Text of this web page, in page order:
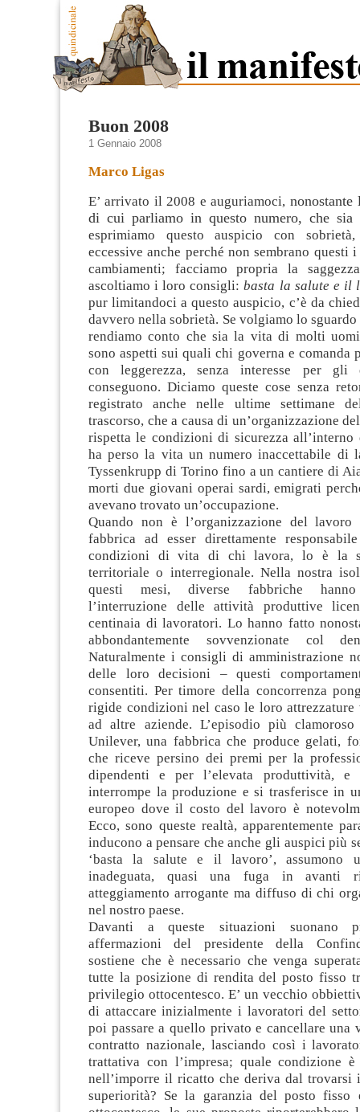
Buon 2008
1 Gennaio 2008
Marco Ligas
E’ arrivato il 2008 e auguriamoci,
di cui parliamo in questo numero, che sia
esprimiamo questo auspicio con sobrietà,
eccessive anche perché non sembrano questi
cambiamenti; facciamo propria la
ascoltiamo i loro consigli:basta la salute e il
pur limitandoci a questo auspicio, c’è da
davvero nella sobrietà. Se volgiamo lo
rendiamo conto che sia la vita di molti
sono aspetti sui quali chi governa e comanda
con leggerezza, senza interesse per
conseguono. Diciamo queste cose senza
registrato anche nelle ultime settimane
trascorso, che a causa di un’organizzazione
rispetta le condizioni di sicurezza all’interno
ha perso la vita un numero inaccettabile di
Tyssenkrupp di Torino fino a un cantiere di
morti due giovani operai sardi, emigrati
avevano trovato un’occupazione.
Quando non è l’organizzazione del
fabbrica ad esser direttamente
condizioni di vita di chi lavora, lo è la
territoriale o interregionale. Nella nostra
questi mesi, diverse fabbriche hanno
l’interruzione delle attività produttive
centinaia di lavoratori. Lo hanno fatto
abbondantemente sovvenzionate col
Naturalmente i consigli di amministrazione
delle loro decisioni – questi
consentiti. Per timore della concorrenza
rigide condizioni nel caso le loro attrezzature
ad altre aziende. L’episodio più
Unilever, una fabbrica che produce gelati,
che riceve persino dei premi per la
dipendenti e per l’elevata produttività, e
interrompe la produzione e si trasferisce in
europeo dove il costo del lavoro è
Ecco, sono queste realtà, apparentemente
inducono a pensare che anche gli auspici più
‘basta la salute e il lavoro’, assumono
inadeguata, quasi una fuga in avanti
atteggiamento arrogante ma diffuso di chi
nel nostro paese.
Davanti a queste situazioni suonano
affermazioni del presidente della
sostiene che è necessario che venga
tutte la posizione di rendita del posto fisso
privilegio ottocentesco. E’ un vecchio
di attaccare inizialmente i lavoratori del
poi passare a quello privato e cancellare una
contratto nazionale, lasciando così i
trattativa con l’impresa; quale condizione
nell’imporre il ricatto che deriva dal trovarsi
superiorità? Se la garanzia del posto